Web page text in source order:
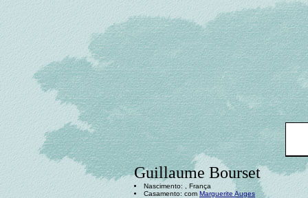
Guillaume Bourset
Nascimento: , França
Casamento: com Marguerite Auges